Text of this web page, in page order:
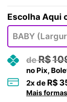
R$
no Pix,
2x de R$
Mais